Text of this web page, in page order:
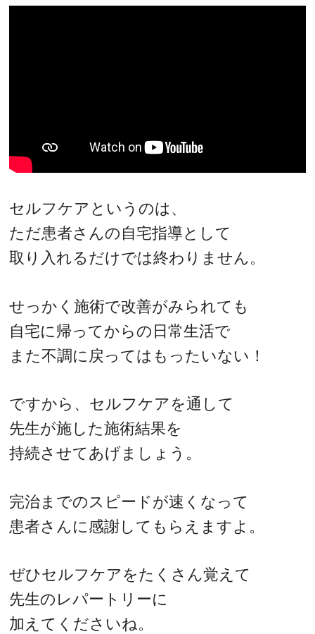
セルフケアというのは、
ただ患者さんの自宅指導として
取り入れるだけでは終わりません。
せっかく施術で改善がみられても
自宅に帰ってからの日常生活で
また不調に戻ってはもったいない！
ですから、セルフケアを通して
先生が施した施術結果を
持続させてあげましょう。
完治までのスピードが速くなって
患者さんに感謝してもらえますよ。
ぜひセルフケアをたくさん覚えて
先生のレパートリーに
加えてくださいね。